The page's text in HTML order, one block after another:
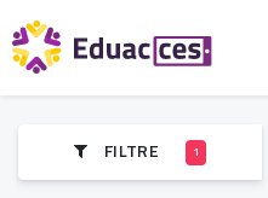
FILTRE 1